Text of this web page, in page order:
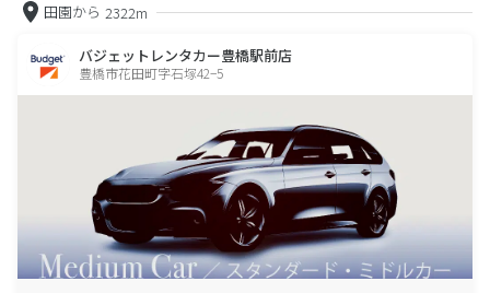
田園から 2322m
バジェットレンタカー豊橋駅前店
豊橋市花田町字石塚42−5